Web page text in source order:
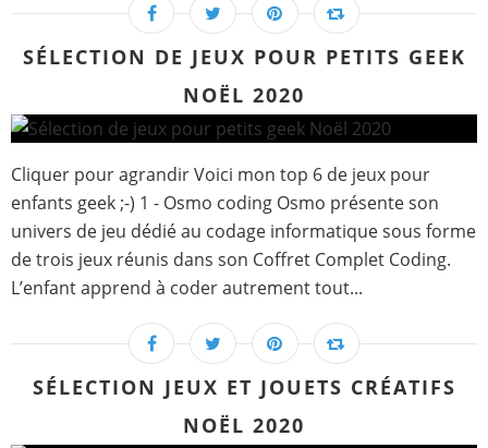
SÉLECTION DE JEUX POUR PETITS GEEK
NOËL 2020
Cliquer pour agrandir Voici mon top 6 de jeux pour
enfants geek ;-) 1 - Osmo coding Osmo présente son
univers de jeu dédié au codage informatique sous forme
de trois jeux réunis dans son Coffret Complet Coding.
L’enfant apprend à coder autrement tout...
SÉLECTION JEUX ET JOUETS CRÉATIFS
NOËL 2020